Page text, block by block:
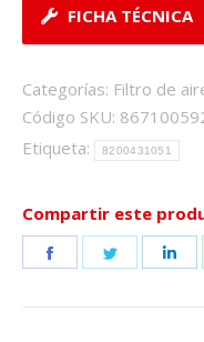
FICHA TÉCNICA
Categorías: Filtro de
Código SKU:
Etiqueta:
8200431051
Compartir este
Share
Share